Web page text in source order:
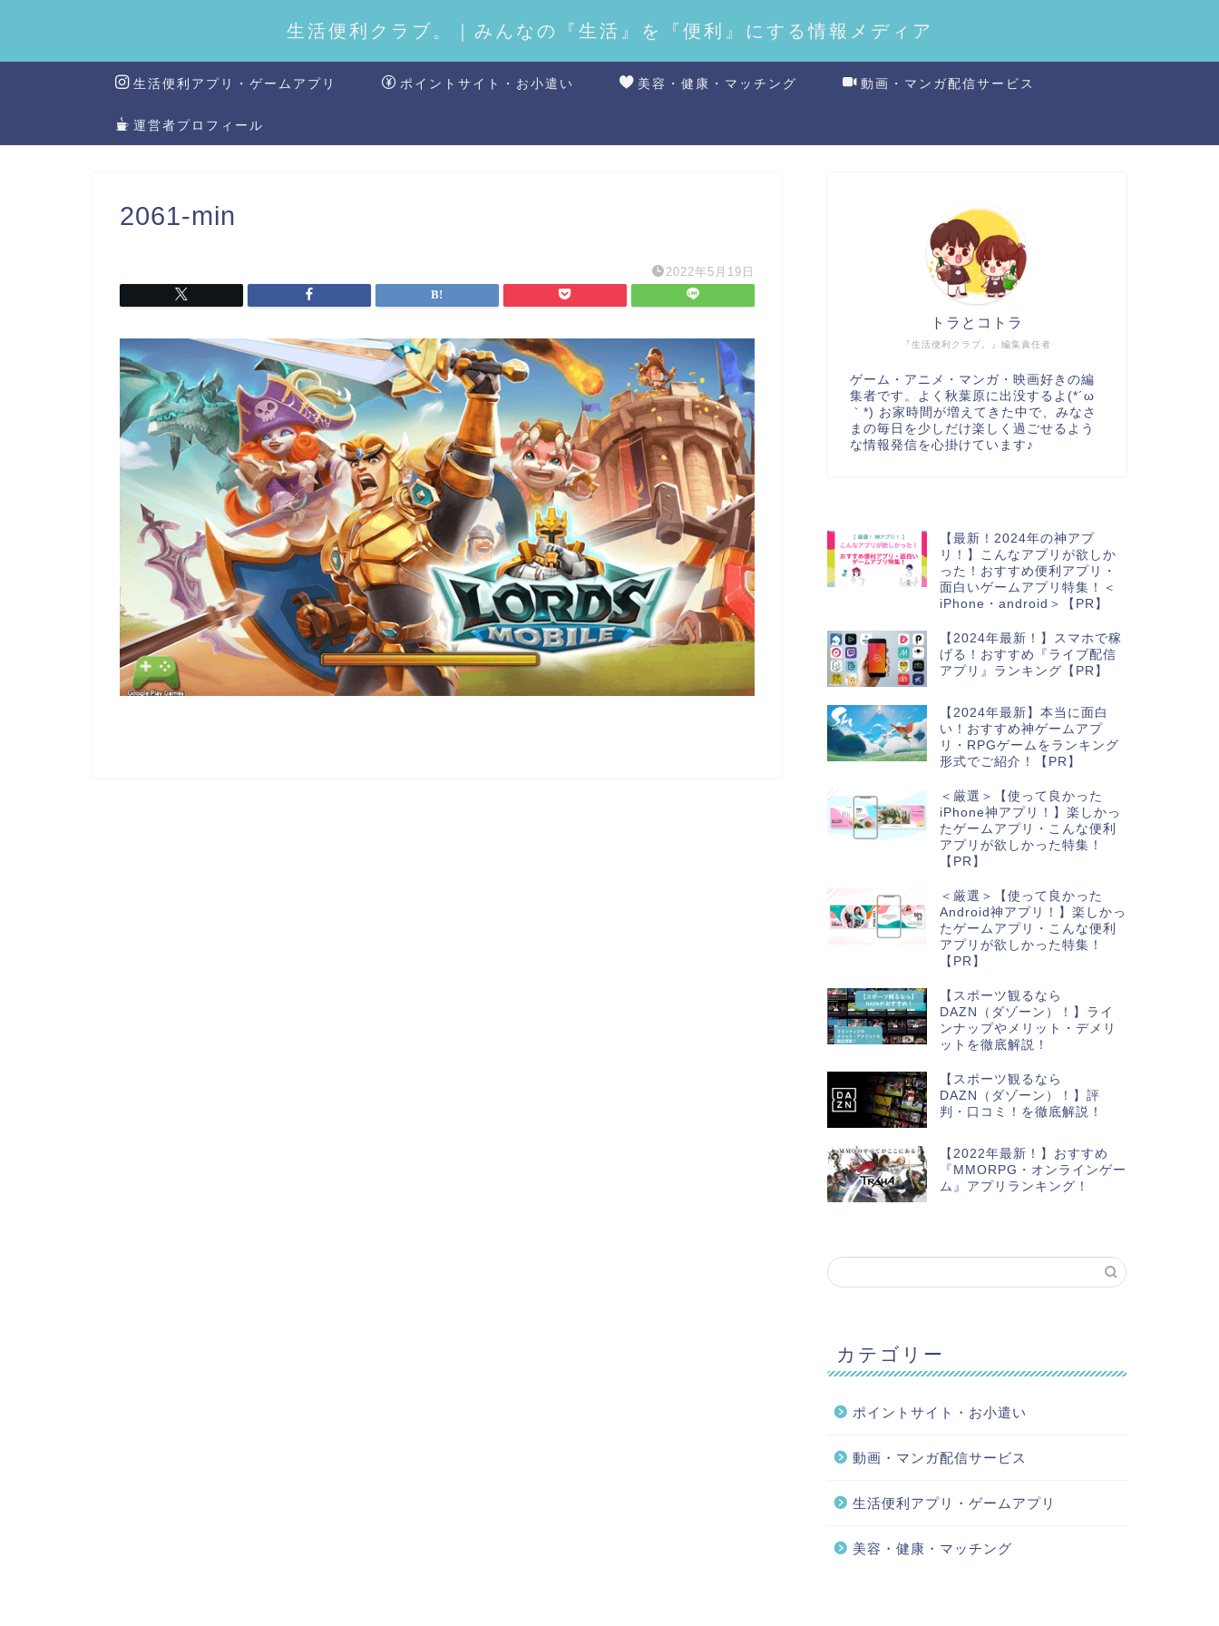
生活便利クラブ。｜みんなの『生活』を『便利』にする情報メディア
生活便利アプリ・ゲームアプリ ポイントサイト・お小遣い 美容・健康・マッチング 動画・マンガ配信サービス
運営者プロフィール
2061-min
2022年5月19日
『生活便利クラブ。』編集責任者
トラとコトラ
ゲーム・アニメ・マンガ・映画好きの編
集者です。よく秋葉原に出没するよ(*´ω
｀*) お家時間が増えてきた中で、みなさ
まの毎日を少しだけ楽しく過ごせるよう
な情報発信を心掛けています♪
【最新！2024年の神アプ
リ！】こんなアプリが欲しか
った！おすすめ便利アプリ・
面白いゲームアプリ特集！＜
iPhone・android＞【PR】
【2024年最新！】スマホで稼
げる！おすすめ『ライブ配信
アプリ』ランキング【PR】
【2024年最新】本当に面白
い！おすすめ神ゲームアプ
リ・RPGゲームをランキング
形式でご紹介！【PR】
＜厳選＞【使って良かった
iPhone神アプリ！】楽しかっ
たゲームアプリ・こんな便利
アプリが欲しかった特集！
【PR】
＜厳選＞【使って良かった
Android神アプリ！】楽しかっ
たゲームアプリ・こんな便利
アプリが欲しかった特集！
【PR】
【スポーツ観るなら
DAZN（ダゾーン）！】ライ
ンナップやメリット・デメリ
ットを徹底解説！
【スポーツ観るなら
DAZN（ダゾーン）！】評
判・口コミ！を徹底解説！
【2022年最新！】おすすめ
『MMORPG・オンラインゲー
ム』アプリランキング！
カテゴリー
ポイントサイト・お小遣い
動画・マンガ配信サービス
生活便利アプリ・ゲームアプリ
美容・健康・マッチング